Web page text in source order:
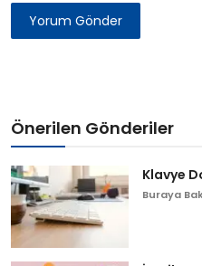
Yorum Gönder
Önerilen Gönderiler
Klavye
Buraya